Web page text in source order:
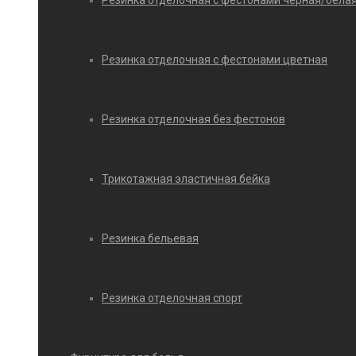
Резинка отделочная с фестонами цветная
Резинка отделочная без фестонов
Трикотажная эластичная бейка
Резинка бельевая
Резинка отделочная спорт